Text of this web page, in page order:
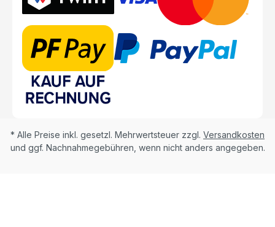
* Alle Preise inkl. gesetzl. Mehrwertsteuer zzgl. Versandkosten
und ggf. Nachnahmegebühren, wenn nicht anders angegeben.